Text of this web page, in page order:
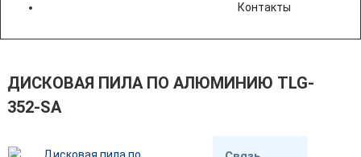
Контакты
ДИСКОВАЯ ПИЛА ПО АЛЮМИНИЮ TLG-
352-SA